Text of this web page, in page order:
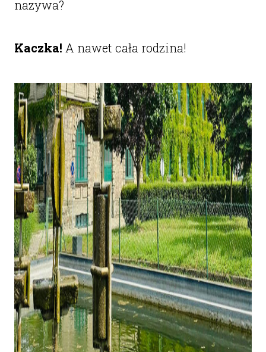
nazywa?
Kaczka! A nawet cała rodzina!